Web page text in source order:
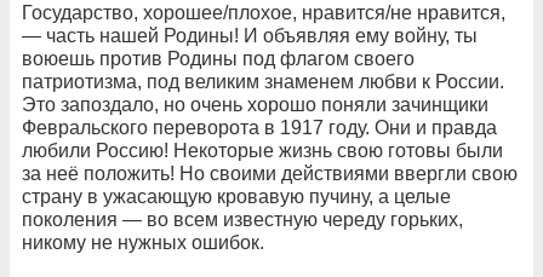
Государство, хорошее/плохое, нравится/не нравится,
— часть нашей Родины! И объявляя ему войну, ты
воюешь против Родины под флагом своего
патриотизма, под великим знаменем любви к России.
Это запоздало, но очень хорошо поняли зачинщики
Февральского переворота в 1917 году. Они и правда
любили Россию! Некоторые жизнь свою готовы были
за неё положить! Но своими действиями ввергли свою
страну в ужасающую кровавую пучину, а целые
поколения — во всем известную череду горьких,
никому не нужных ошибок.